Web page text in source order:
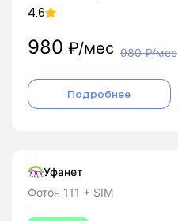
4.6
980 ₽/мес 980₽/мес
Подробнее
Уфанет
Фотон 111 + SIM